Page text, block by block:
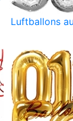
Luftballons